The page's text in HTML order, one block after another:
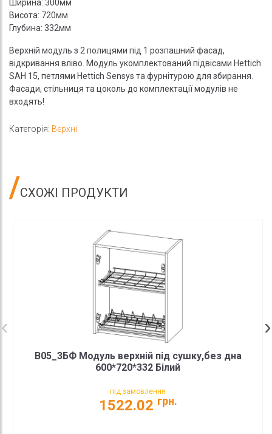
Ширина: 300мм
Висота: 720мм
Глубина: 332мм
Верхній модуль з 2 полицями під 1 розпашний фасад,
відкривання вліво. Модуль укомплектований підвісами Hettich
SAH 15, петлями Hettich Sensys та фурнітурою для збирання.
Фасади, стільниця та цоколь до комплектації модулів не
входять!
Категорія: Верхні
СХОЖІ ПРОДУКТИ
В05_3БФ Модуль верхній під сушку,без дна
600*720*332 Білий
під замовлення
1522.02 грн.